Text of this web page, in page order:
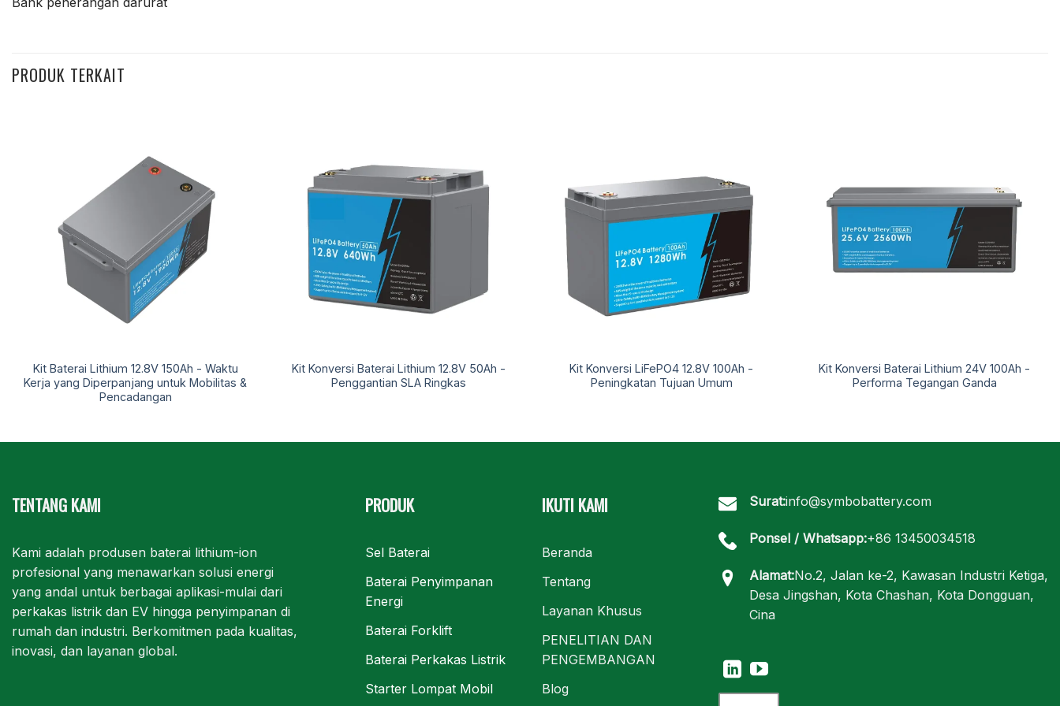
PRODUK TERKAIT
Kit Baterai Lithium 12.8V 150Ah - Waktu
Kerja yang Diperpanjang untuk Mobilitas &
Pencadangan
Kit Konversi Baterai Lithium 12.8V 50Ah -
Penggantian SLA Ringkas
Kit Konversi LiFePO4 12.8V 100Ah -
Peningkatan Tujuan Umum
Kit Konversi Baterai Lithium 24V 100Ah -
Performa Tegangan Ganda
TENTANG KAMI
Kami adalah produsen baterai lithium-ion
profesional yang menawarkan solusi energi
yang andal untuk berbagai aplikasi-mulai dari
perkakas listrik dan EV hingga penyimpanan di
rumah dan industri. Berkomitmen pada kualitas,
inovasi, dan layanan global.
PRODUK
Sel Baterai
Baterai Penyimpanan
Energi
Baterai Forklift
Baterai Perkakas Listrik
Starter Lompat Mobil
IKUTI KAMI
Beranda
Tentang
Layanan Khusus
PENELITIAN DAN
PENGEMBANGAN
Blog
Surat:info@symbobattery.com
Ponsel / Whatsapp:+86 13450034518
Alamat:No.2, Jalan ke-2, Kawasan Industri Ketiga,
Desa Jingshan, Kota Chashan, Kota Dongguan,
Cina